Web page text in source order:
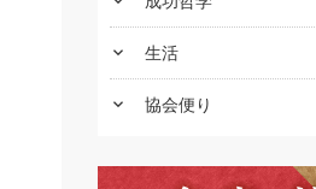
keyboard_arrow_down 生活
keyboard_arrow_down 協会便り